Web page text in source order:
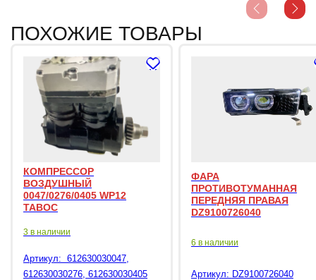
ПОХОЖИЕ ТОВАРЫ
КОМПРЕССОР
ВОЗДУШНЫЙ
0047/0276/0405 WP12
TABOC
3 в наличии
Артикул: 612630030047,
612630030276, 612630030405
ФАРА
ПРОТИВОТУМАННАЯ
ПЕРЕДНЯЯ ПРАВАЯ
DZ9100726040
6 в наличии
Артикул: DZ9100726040